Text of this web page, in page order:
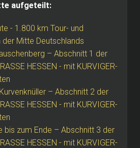
aufgeteilt:
- 1.800 km Tour- und
der Mitte Deutschlands
– Abschnitt 1 der
HESSEN - mit KURVIGER-
– Abschnitt 2 der
HESSEN - mit KURVIGER-
bis zum Ende – Abschnitt 3 der
HESSEN - mit KURVIGER-